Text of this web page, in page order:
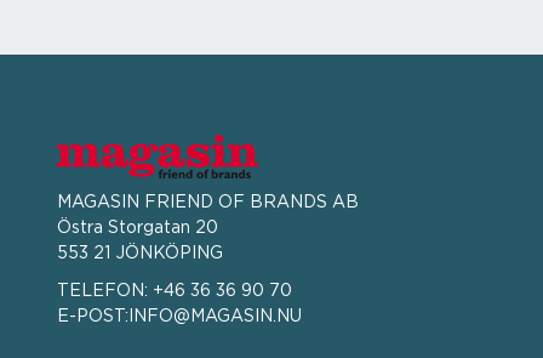
MAGASIN FRIEND OF BRANDS AB
Östra Storgatan 20
553 21 JÖNKÖPING
TELEFON: +46 36 36 90 70
E-POST: INFO@MAGASIN.NU